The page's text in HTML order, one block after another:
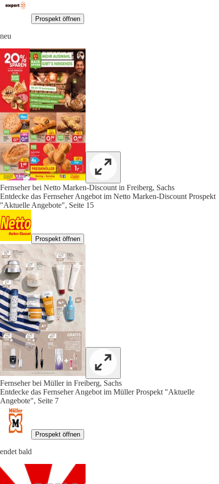
Prospekt öffnen
neu
Fernseher bei Netto Marken-Discount in Freiberg, Sachs
Entdecke das Fernseher Angebot im Netto Marken-Discount Prospekt
"Aktuelle Angebote", Seite 15
Prospekt öffnen
Fernseher bei Müller in Freiberg, Sachs
Entdecke das Fernseher Angebot im Müller Prospekt "Aktuelle
Angebote", Seite 7
Prospekt öffnen
endet bald